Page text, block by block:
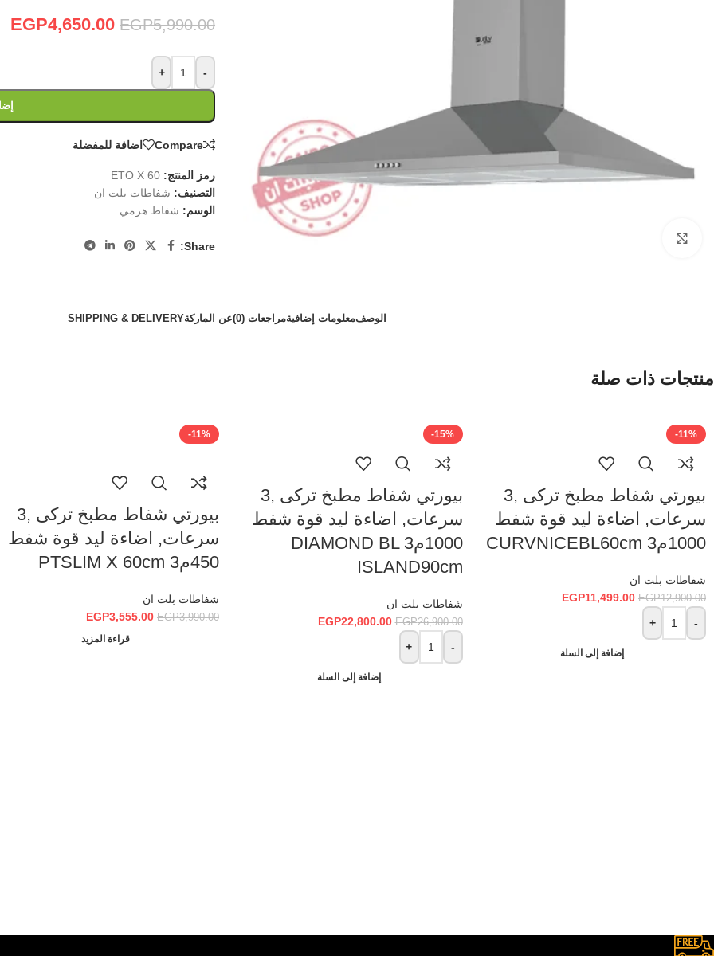
EGP5,990.00
EGP4,650.00
-
+
Compare اضافة للمفضلة
رمز المنتج: ETO X 60
التصنيف: شفاطات بلت ان
الوسم: شفاط هرمي
Share:
الوصفمعلومات إضافيةمراجعات (0) عن الماركةSHIPPING & DELIVERY
منتجات ذات صلة
-11%
بيورتي شفاط مطبخ تركى ,3
سرعات, اضاءة ليد قوة شفط
1000م3 CURVNICEBL60cm
شفاطات بلت ان
EGP12,900.00
EGP11,499.00
-
+
إضافة إلى السلة
-15%
بيورتي شفاط مطبخ تركى ,3
سرعات, اضاءة ليد قوة شفط
1000م3 DIAMOND BL
ISLAND90cm
شفاطات بلت ان
EGP26,900.00
EGP22,800.00
-
+
إضافة إلى السلة
-11%
بيورتي شفاط مطبخ تركى ,3
سرعات, اضاءة ليد قوة شفط
450م3 PTSLIM X 60cm
شفاطات بلت ان
EGP3,990.00
EGP3,555.00
قراءة المزيد